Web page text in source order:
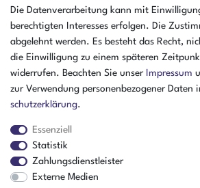
Öffnungszeiten
07:30 - 15:00 Uhr
Die Datenverarbeitung kann mit
berechtigten Interesses erfolgen. Die
abgelehnt werden. Es besteht das Recht,
die Einwilligung zu einem späteren
widerrufen. Beachten Sie unser Impressum
zur Verwendung personenbezogener Daten
schutz­erklärung.
Essenziell
Statistik
Zahlungsdienstleister
Externe Medien